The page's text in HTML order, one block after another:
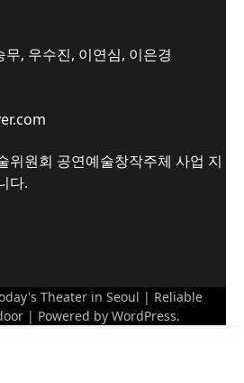
, 우수진, 이연심, 이은경
위원회 공연예술창작주체 사업 지
다.
Theater in Seoul | Reliable
| Powered by WordPress.